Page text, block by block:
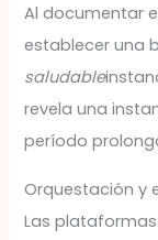
Al documentar
establecer una
saludable
revela una
período
Orquestación y
Las